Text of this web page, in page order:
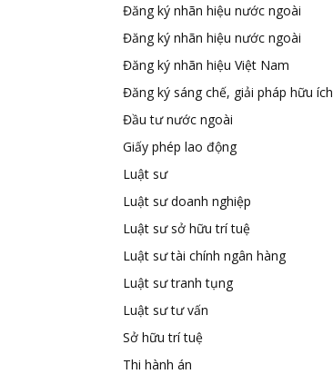
Đăng ký nhãn hiệu nước ngoài
Đăng ký nhãn hiệu nước ngoài
Đăng ký nhãn hiệu Việt Nam
Đăng ký sáng chế, giải pháp hữu ích
Đầu tư nước ngoài
Giấy phép lao động
Luật sư
Luật sư doanh nghiệp
Luật sư sở hữu trí tuệ
Luật sư tài chính ngân hàng
Luật sư tranh tụng
Luật sư tư vấn
Sở hữu trí tuệ
Thi hành án